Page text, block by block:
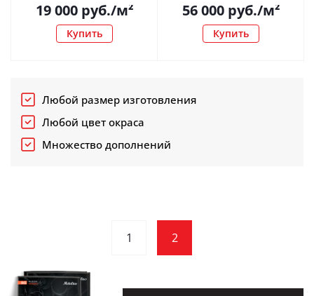
19 000руб./м²
Купить
56 000руб./м²
Купить
Любой размер изготовления
Любой цвет окраса
Множество дополнений
1 2